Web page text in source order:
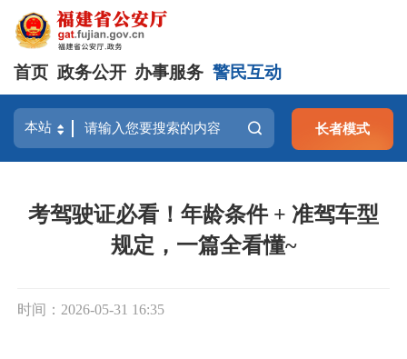
首页 政务公开 办事服务 警民互动
长者模式
考驾驶证必看！年龄条件 + 准驾车型
规定，一篇全看懂~
时间：2026-05-31 16:35